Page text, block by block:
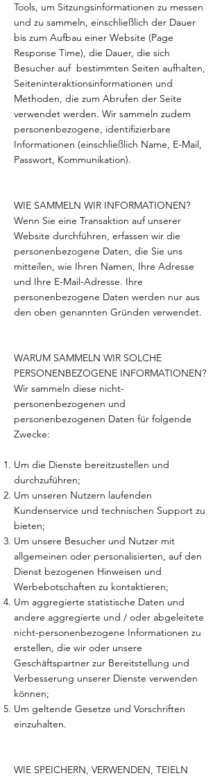
Tools, um Sitzungsinformationen zu messen
und zu sammeln, einschließlich der Dauer
bis zum Aufbau einer Website (Page
Response Time), die Dauer, die sich
Besucher auf bestimmten Seiten aufhalten,
Seiteninteraktionsinformationen und
Methoden, die zum Abrufen der Seite
verwendet werden. Wir sammeln zudem
personenbezogene, identifizierbare
Informationen (einschließlich Name, E-Mail,
Passwort, Kommunikation).
WIE SAMMELN WIR INFORMATIONEN?
Wenn Sie eine Transaktion auf unserer
Website durchführen, erfassen wir die
personenbezogene Daten, die Sie uns
mitteilen, wie Ihren Namen, Ihre Adresse
und Ihre E-Mail-Adresse. Ihre
personenbezogene Daten werden nur aus
den oben genannten Gründen verwendet.
WARUM SAMMELN WIR SOLCHE
PERSONENBEZOGENE INFORMATIONEN?
Wir sammeln diese nicht-
personenbezogenen und
personenbezogenen Daten für folgende
Zwecke:
Um die Dienste bereitzustellen und
durchzuführen;
Um unseren Nutzern laufenden
Kundenservice und technischen Support zu
bieten;
Um unsere Besucher und Nutzer mit
allgemeinen oder personalisierten, auf den
Dienst bezogenen Hinweisen und
Werbebotschaften zu kontaktieren;
Um aggregierte statistische Daten und
andere aggregierte und / oder abgeleitete
nicht-personenbezogene Informationen zu
erstellen, die wir oder unsere
Geschäftspartner zur Bereitstellung und
Verbesserung unserer Dienste verwenden
können;
Um geltende Gesetze und Vorschriften
einzuhalten.
WIE SPEICHERN, VERWENDEN, TEIELN